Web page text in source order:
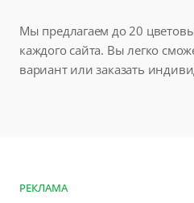
Мы предлагаем до 20
каждого сайта. Вы легко
вариант или заказать
РЕКЛАМА